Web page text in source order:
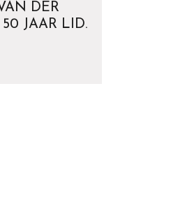
DER
50 JAAR LID.